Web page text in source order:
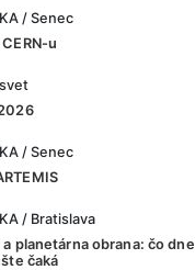
/ Senec
u
/ Senec
/ Bratislava
planetárna obrana: čo
čaká